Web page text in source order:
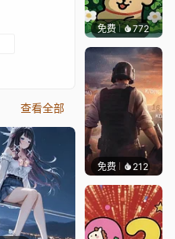
查看全部
免费 772渔小小
免费 212鲨鲨啊